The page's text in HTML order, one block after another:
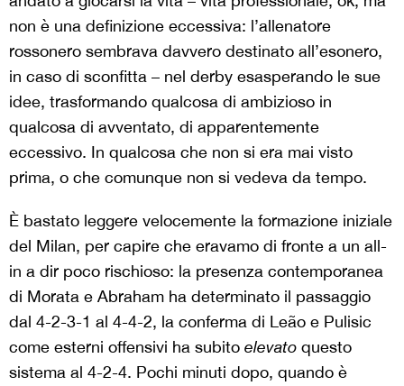
non è una definizione eccessiva: l’allenatore
rossonero sembrava davvero destinato all’esonero,
in caso di sconfitta – nel derby esasperando le sue
idee, trasformando qualcosa di ambizioso in
qualcosa di avventato, di apparentemente
eccessivo. In qualcosa che non si era mai visto
prima, o che comunque non si vedeva da tempo.
È bastato leggere velocemente la formazione iniziale
del Milan, per capire che eravamo di fronte a un all-
in a dir poco rischioso: la presenza contemporanea
di Morata e Abraham ha determinato il passaggio
dal 4-2-3-1 al 4-4-2, la conferma di Leão e Pulisic
come esterni offensivi ha subito elevato questo
sistema al 4-2-4. Pochi minuti dopo, quando è